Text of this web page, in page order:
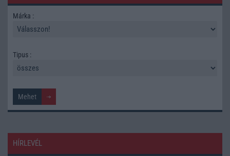
Márka :
Tipus :
HÍRLEVÉL